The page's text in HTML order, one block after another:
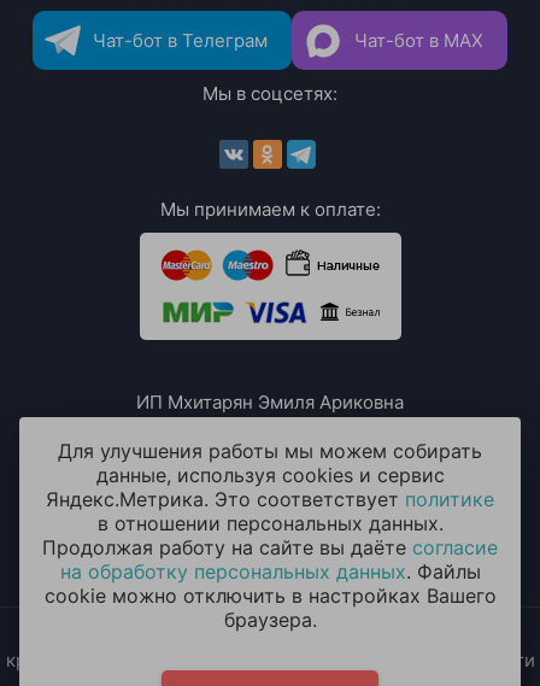
Чат-бот в Телеграм Чат-бот в MAX
Мы в соцсетях:
Мы принимаем к оплате:
ИП Мхитарян Эмиля Ариковна
ИНН: 771385063807
ОГРН / ОГРНИП: 319508100076230
2014 - 2026 © «ОКЕАН ШАРОВ» Воздушные шары с
круглосуточной доставкой в Москве и Московской области
Политика конфиденциальности согласие на обработку
Для улучшения работы мы можем собирать
данные, используя cookies и сервис
Яндекс.Метрика. Это соответствует политике
в отношении персональных данных.
Продолжая работу на сайте вы даёте согласие
на обработку персональных данных. Файлы
cookie можно отключить в настройках Вашего
браузера.